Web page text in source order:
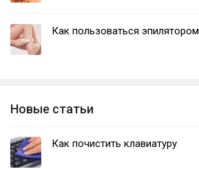
Как пользоваться эпилятором
Новые статьи
Как почистить клавиатуру